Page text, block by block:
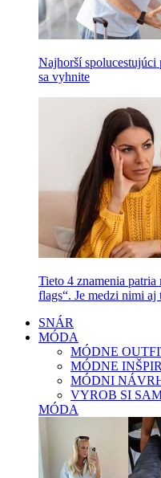
Najhorší
sa vyhnite
Tieto 4 znamenia patria
flags“. Je medzi nimi aj
SNÁR
MÓDA
MÓDNE
MÓDNE
MÓDNI
VYROB SI
MÓDA